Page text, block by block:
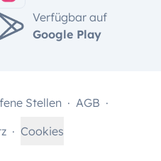
Verfügbar auf
Google Play
Stellen
AGB
Cookies